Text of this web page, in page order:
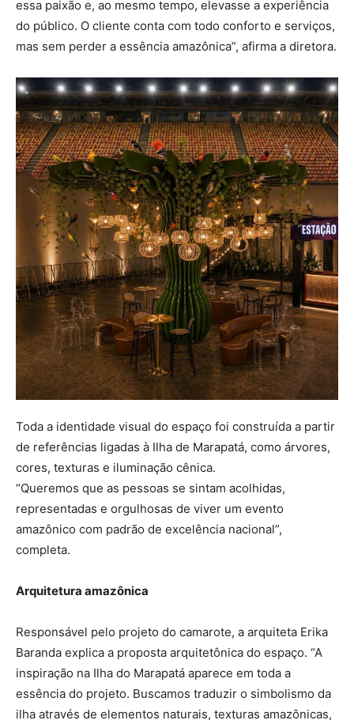
essa paixão e, ao mesmo tempo, elevasse a experiência
do público. O cliente conta com todo conforto e serviços,
mas sem perder a essência amazônica”, afirma a diretora.
Toda a identidade visual do espaço foi construída a partir
de referências ligadas à Ilha de Marapatá, como árvores,
cores, texturas e iluminação cênica.
“Queremos que as pessoas se sintam acolhidas,
representadas e orgulhosas de viver um evento
amazônico com padrão de excelência nacional”,
completa.
Arquitetura amazônica
Responsável pelo projeto do camarote, a arquiteta Erika
Baranda explica a proposta arquitetônica do espaço. “A
inspiração na Ilha do Marapatá aparece em toda a
essência do projeto. Buscamos traduzir o simbolismo da
ilha através de elementos naturais, texturas amazônicas,